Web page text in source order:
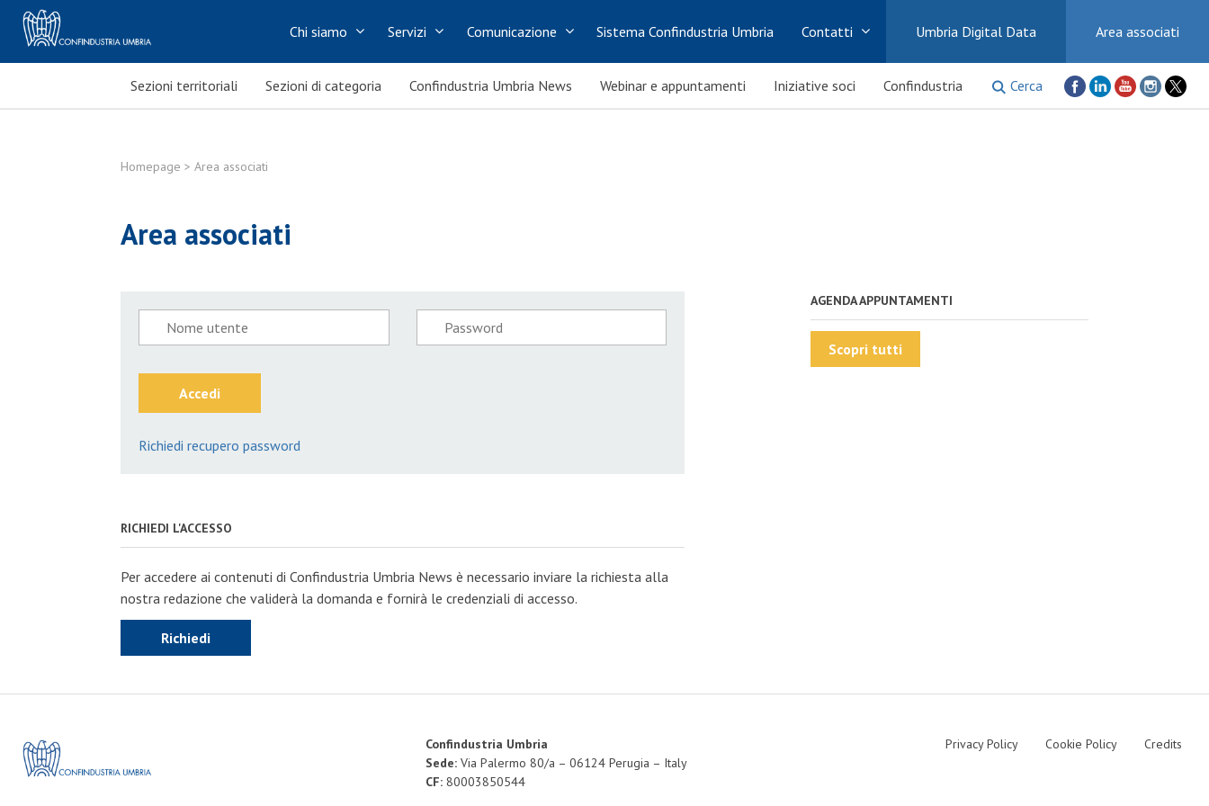
Chi siamo Servizi Comunicazione Sistema Confindustria Umbria Contatti Umbria Digital Data Area associati
Sezioni territoriali Sezioni di categoria Confindustria Umbria News Webinar e appuntamenti Iniziative soci Confindustria Cerca
Homepage > Area associati
Area associati
Accedi
Richiedi recupero password
RICHIEDI L'ACCESSO
Per accedere ai contenuti di Confindustria Umbria News è necessario inviare la richiesta alla
nostra redazione che validerà la domanda e fornirà le credenziali di accesso.
Richiedi
AGENDA APPUNTAMENTI
Scopri tutti
Confindustria Umbria
Sede: Via Palermo 80/a – 06124 Perugia – Italy
CF: 80003850544
Privacy Policy Cookie Policy Credits